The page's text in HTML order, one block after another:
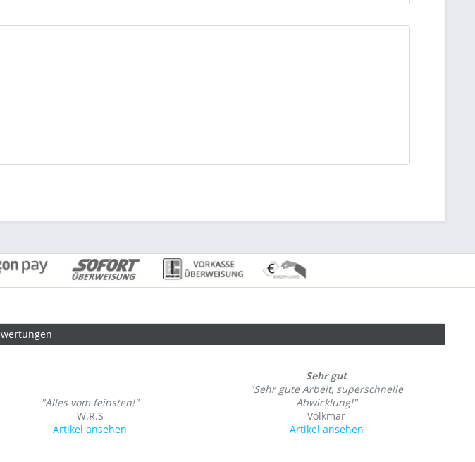
"Alles vom feinsten!"
W.R.S
Artikel ansehen
Sehr gut
"Sehr gute Arbeit, superschnelle
Abwicklung!"
Volkmar
Artikel ansehen